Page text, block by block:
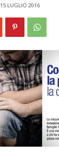
15 LUGLIO 2016